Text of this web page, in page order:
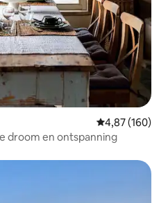
Gemiddelde
4,87 (160)
droom en ontspanning